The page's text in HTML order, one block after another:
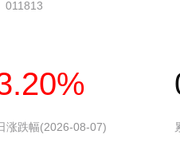
011813
涨跌幅(2026-08-07)